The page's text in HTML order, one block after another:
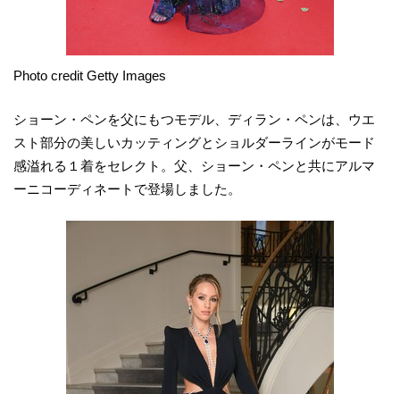
Photo credit Getty Images
ショーン・ペンを父にもつモデル、ディラン・ペンは、ウエ
スト部分の美しいカッティングとショルダーラインがモード
感溢れる１着をセレクト。父、ショーン・ペンと共にアルマ
ーニコーディネートで登場しました。